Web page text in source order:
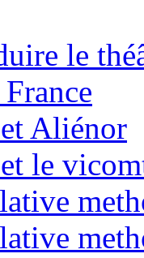
le
Aliénor
le